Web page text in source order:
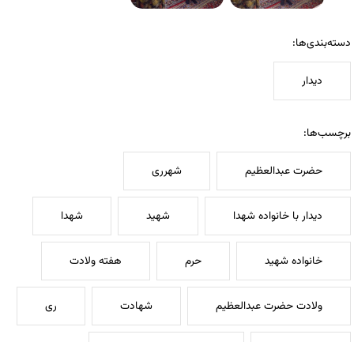
دسته‌بندی‌ها:
دیدار
برچسب‌ها:
حضرت عبدالعظیم شهرری
دیدار با خانواده شهدا شهید شهدا
خانواده شهید حرم هفته ولادت
ولادت حضرت عبدالعظیم شهادت ری